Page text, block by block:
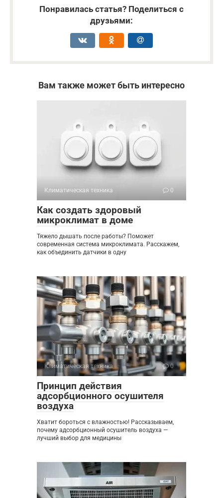
Понравилась статья? Поделиться с
друзьями:
Вам также может быть интересно
Климатическая техника 0
Как создать здоровый
микроклимат в доме
Тяжело дышать после работы? Поможет
современная система микроклимата. Расскажем,
как объединить датчики в одну
Климатическая техника 0
Принцип действия
адсорбционного осушителя
воздуха
Хватит бороться с влажностью! Рассказываем,
почему адсорбционный осушитель воздуха —
лучший выбор для медицины